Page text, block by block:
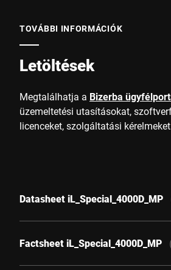
TOVÁBBI INFORMÁCIÓK
Letöltések
Megtalálhatja a Bizerba
üzemeltetési utasításokat,
licenceket, szolgáltatási
Datasheet iL_Special_4000D_MP
Factsheet iL_Special_4000D_MP